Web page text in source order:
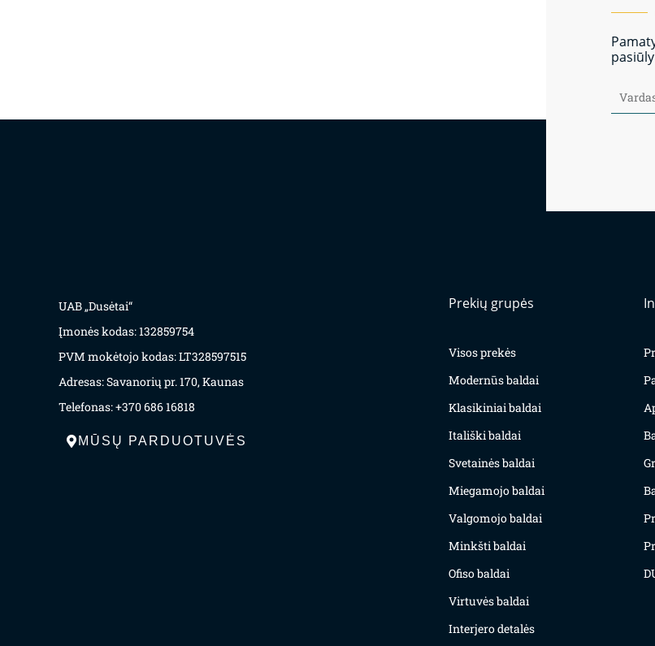
UAB „Dusėtai“
Įmonės kodas: 132859754
PVM mokėtojo kodas: LT328597515
Adresas: Savanorių pr. 170, Kaunas
Telefonas: +370 686 16818
MŪSŲ PARDUOTUVĖS
Prekių grupės
Visos prekės
Modernūs baldai
Klasikiniai baldai
Itališki baldai
Svetainės baldai
Miegamojo baldai
Valgomojo baldai
Minkšti baldai
Ofiso baldai
Virtuvės baldai
Interjero detalės